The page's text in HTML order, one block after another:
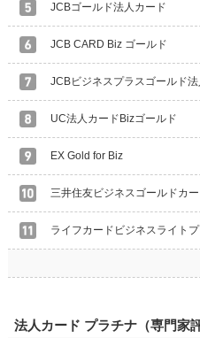
JCBゴールド法人カード
JCB CARD Biz ゴールド
JCBビジネスプラスゴールド
UC法人カードBizゴールド
EX Gold for Biz
三井住友ビジネスゴールドカ
ライフカードビジネスライト
法人カード プラチナ（専門家評